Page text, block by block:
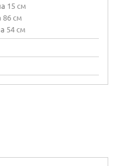
15 см
86 см
54 см